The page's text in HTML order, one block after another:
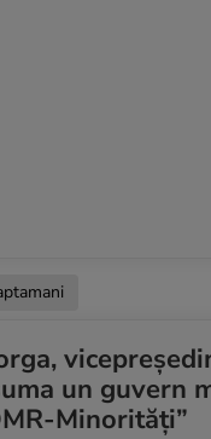
un guvern
Minorități”